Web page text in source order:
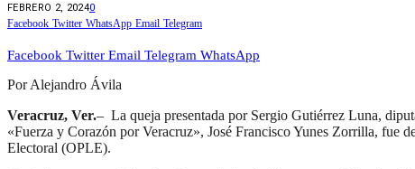
FEBRERO 2, 20240
Facebook Twitter WhatsApp Email Telegram
Facebook Twitter Email Telegram WhatsApp
Por Alejandro Ávila
Veracruz, Ver.– La queja presentada por Sergio Gutiérrez Luna,
«Fuerza y Corazón por Veracruz», José Francisco Yunes Zorrilla, fue
Electoral (OPLE).